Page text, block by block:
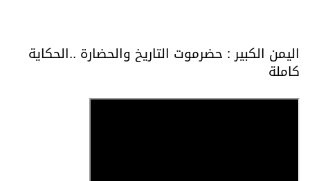
اليمن الكبير : حضرموت التاريخ والحضارة ..الحكاية
كاملة